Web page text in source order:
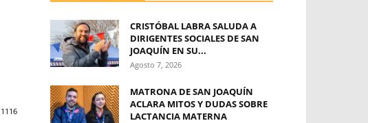
1116
CRISTÓBAL LABRA SALUDA A
DIRIGENTES SOCIALES DE SAN
JOAQUÍN EN SU...
Agosto 7, 2026
MATRONA DE SAN JOAQUÍN
ACLARA MITOS Y DUDAS SOBRE
LACTANCIA MATERNA